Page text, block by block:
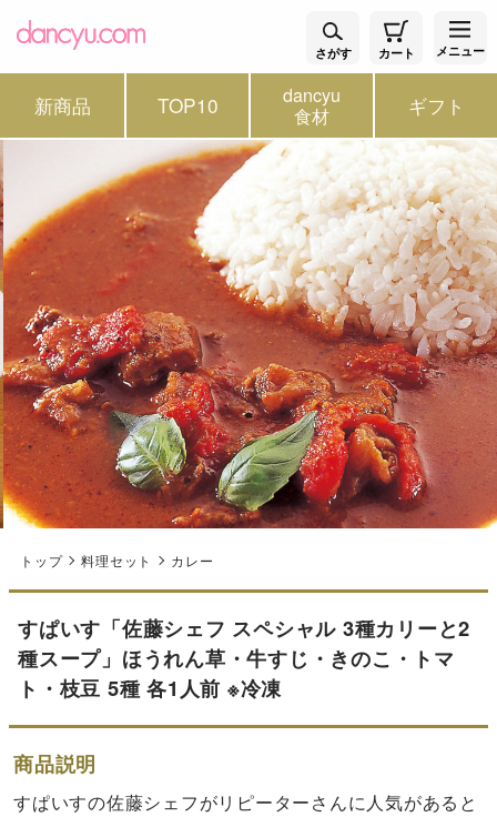
さがす カート メニュー
新商品 TOP10 dancyu
食材 ギフト
トップ 料理セット カレー
すぱいす「佐藤シェフ スペシャル 3種カリーと2
種スープ」ほうれん草・牛すじ・きのこ・トマ
ト・枝豆 5種 各1人前 ※冷凍
商品説明
すぱいすの佐藤シェフがリピーターさんに人気があると